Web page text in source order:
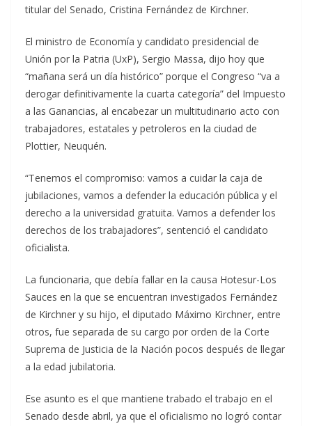
titular del Senado, Cristina Fernández de Kirchner.
El ministro de Economía y candidato presidencial de
Unión por la Patria (UxP), Sergio Massa, dijo hoy que
“mañana será un día histórico” porque el Congreso “va a
derogar definitivamente la cuarta categoría” del Impuesto
a las Ganancias, al encabezar un multitudinario acto con
trabajadores, estatales y petroleros en la ciudad de
Plottier, Neuquén.
“Tenemos el compromiso: vamos a cuidar la caja de
jubilaciones, vamos a defender la educación pública y el
derecho a la universidad gratuita. Vamos a defender los
derechos de los trabajadores”, sentenció el candidato
oficialista.
La funcionaria, que debía fallar en la causa Hotesur-Los
Sauces en la que se encuentran investigados Fernández
de Kirchner y su hijo, el diputado Máximo Kirchner, entre
otros, fue separada de su cargo por orden de la Corte
Suprema de Justicia de la Nación pocos después de llegar
a la edad jubilatoria.
Ese asunto es el que mantiene trabado el trabajo en el
Senado desde abril, ya que el oficialismo no logró contar